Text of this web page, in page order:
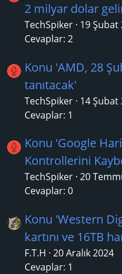
2 milyar dolar
TechSpiker 19 Şubat
Cevaplar: 2
Konu 'AMD, 28
tanıtacak'
TechSpiker 14 Şubat
Cevaplar: 1
Konu 'Google
Kontrollerini
TechSpiker 20
Cevaplar: 0
Konu 'Western
kartını ve 16TB
F.T.H 20 Aralık 2024
Cevaplar: 1